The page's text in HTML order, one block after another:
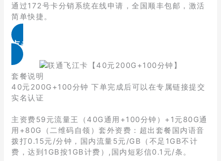
通过172号卡分销系统在线申请，全国顺丰包邮，激活
简单快捷。
点击免费领取
套餐说明
40元200G+100分钟 下单完成后可以在专属链接提交
实名认证
主资费59元流量王（40G通用+100分钟）+1元80G通
用+80G（二维码自领）套外资费：超出套餐国内语音
拨打0.15元/分钟，国内流量5元/GB（不足1GB不计
费，达到1GB按1GB计费）,国内短彩信0.1元/条。